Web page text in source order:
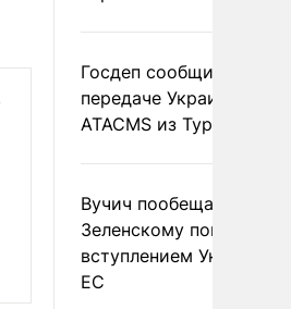
Госдеп сообщил о
передаче Украине
ATACMS из Турции
Вучич пообещал
Зеленскому помочь со
вступлением Украины в
ЕС